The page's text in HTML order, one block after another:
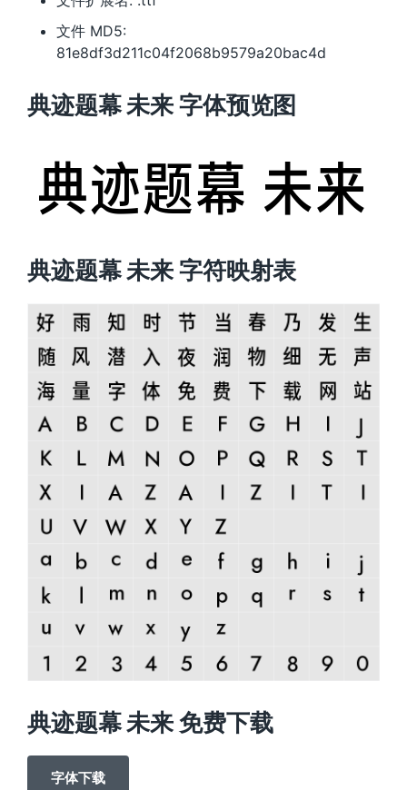
文件 MD5:
81e8df3d211c04f2068b9579a20bac4d
典迹题幕 未来 字体预览图
典迹题幕 未来 字符映射表
典迹题幕 未来 免费下载
字体下载